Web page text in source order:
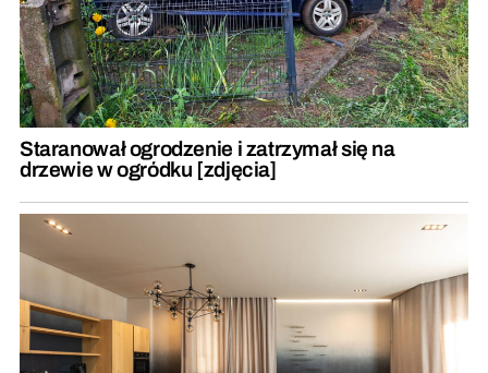
Staranował ogrodzenie i zatrzymał się na
drzewie w ogródku [zdjęcia]